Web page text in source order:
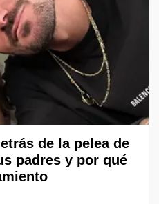
de la pelea de
padres y por qué